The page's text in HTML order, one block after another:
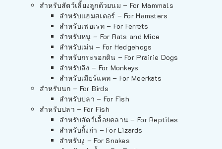
สำหรับสัตว์เลี้ยงลูกด้วยนม – For Mammals
สำหรับแฮมสเตอร์ – For Hamsters
สำหรับเฟอเรท – For Ferrets
สำหรับหนู – For Rats and Mice
สำหรับเม่น – For Hedgehogs
สำหรับกระรอกดิน – For Prairie Dogs
สำหรับลิง – For Monkeys
สำหรับเมียร์แคท – For Meerkats
สำหรับนก – For Birds
สำหรับปลา – For Fish
สำหรับปลา – For Fish
สำหรับสัตว์เลื้อยคลาน – For Reptiles
สำหรับกิ้งก่า – For Lizards
สำหรับงู – For Snakes